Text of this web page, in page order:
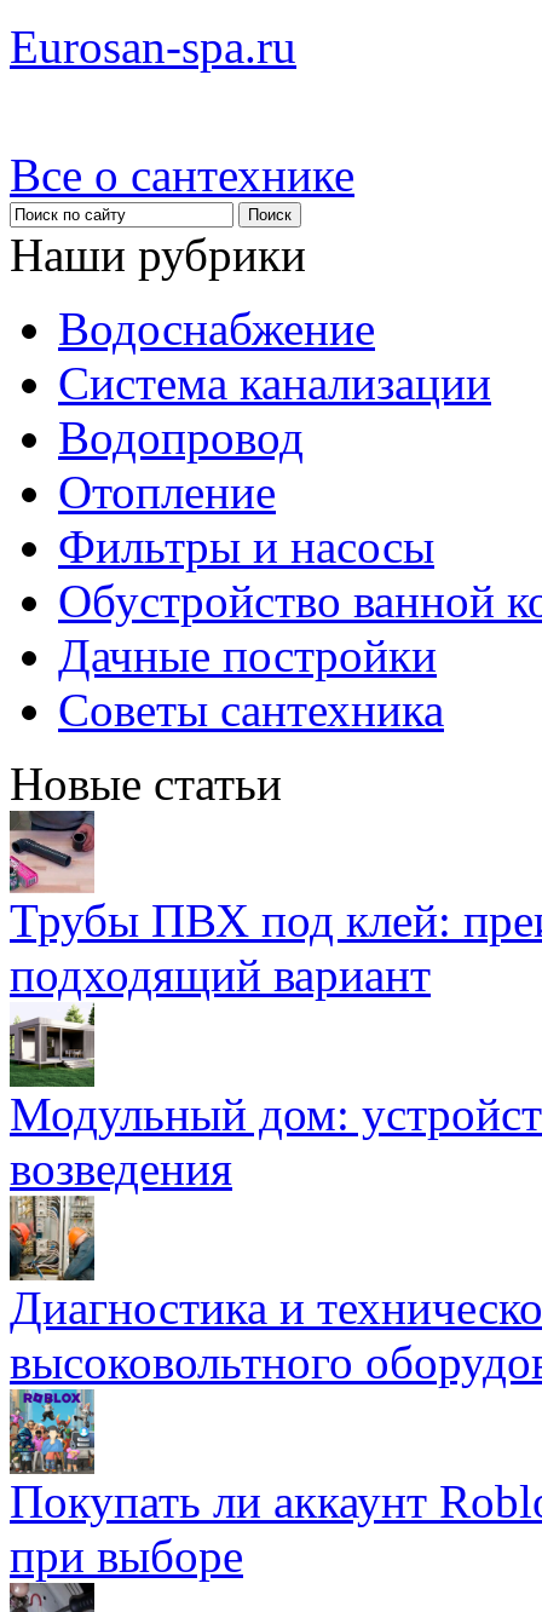
Eurosan-spa.ru
Все о сантехнике
Наши рубрики
Водоснабжение
Система канализации
Водопровод
Отопление
Фильтры и насосы
Обустройство ванной
Дачные постройки
Советы сантехника
Новые статьи
Трубы ПВХ под клей:
подходящий вариант
Модульный дом:
возведения
Диагностика и
высоковольтного
Покупать ли аккаунт
при выборе